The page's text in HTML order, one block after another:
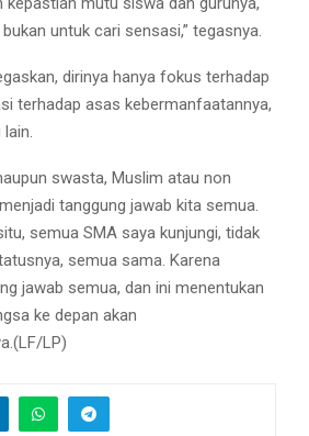
untuk cari sensasi,” tegasnya.
dirinya hanya fokus terhadap
terhadap asas kebermanfaatannya,
swasta, Muslim atau non
tanggung jawab kita semua.
semua SMA saya kunjungi, tidak
semua sama. Karena
jawab semua, dan ini menentukan
ke depan akan
LP)